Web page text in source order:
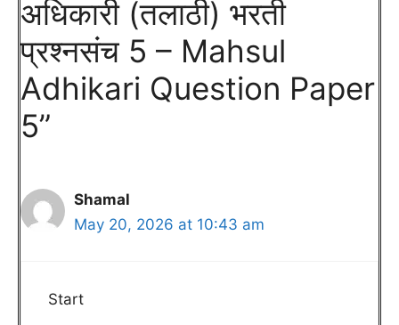
अधिकारी (तलाठी) भरती
प्रश्नसंच 5 – Mahsul
Adhikari Question Paper
5”
Shamal
May 20, 2026 at 10:43 am
Start